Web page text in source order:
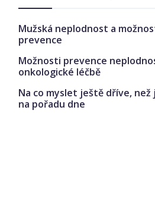
Mužská neplodnost a
prevence
Možnosti prevence
onkologické léčbě
Na co myslet ještě dříve,
na pořadu dne